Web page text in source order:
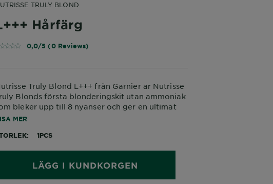
TRULY BLOND
Hårfärg
0,0/5 (0 Reviews)
Truly Blond L+++ från Garnier är Nutrisse
Blonds första blonderingskit utan ammoniak
bleker upp till 8 nyanser och ger en ultimat
nyans.
MER
1PCS
LÄGG I KUNDKORGEN